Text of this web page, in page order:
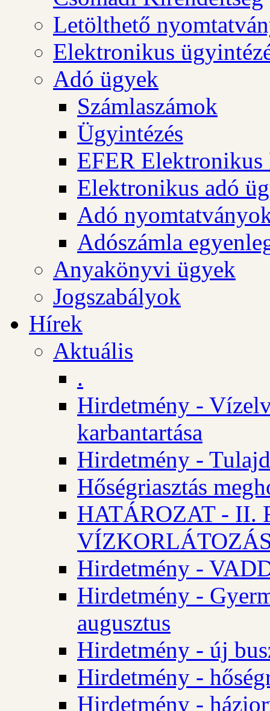
Letölthető
Elektronikus
Adó ügyek
Számlaszámok
Ügyintézés
EFER Elektronikus
Elektronikus adó
Adó
Adószámla
Anyakönyvi ügyek
Jogszabályok
Hírek
Aktuális
.
Hirdetmény -
karbantartása
Hirdetmény -
Hőségriasztás
HATÁROZAT - II.
Hirdetmény -
Hirdetmény -
augusztus
Hirdetmény - új
Hirdetmény -
Hirdetmény -